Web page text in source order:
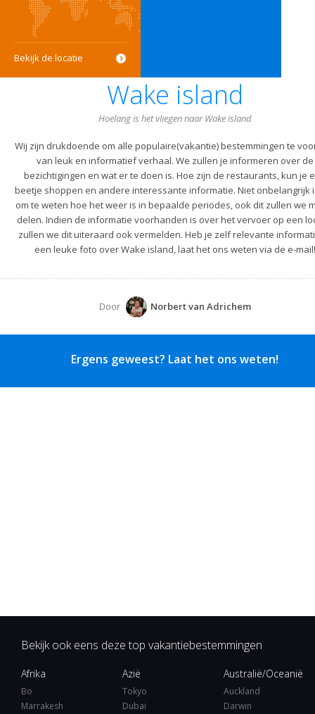
Bekijk de locatie
Wake island
Hoelang is het vliegen naar Wake island
Wij zijn drukdoende om alle populaire(vakantie) bestemmingen te
van leuk en informatief verhaal. We zullen je informeren over de
bezichtigingen en wat er te doen is. Hoe zijn de restaurants, kun je
beetje shoppen en andere interessante informatie. Niet onbelangrijk
om te weten hoe het weer is in bepaalde periodes, ook dit zullen we
delen. Indien de informatie voorhanden is over het vervoer op een
zullen we dit uiteraard ook vermelden. Heb je zelf relevante
een leuke foto over Wake island, laat het ons weten via de e-mail!
Door Norbert van Adrichem
Ergens geweest? Laat het ons weten!
Bekijk ook eens deze top vakantiebestemmingen
Afrika
Bo
Marrakesh
Azië
Tokyo
Dubai
Australië/Oceanië
Auckland
Darwin